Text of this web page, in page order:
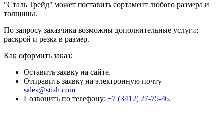
"Сталь Трейд" может поставить сортамент любого размера и
толщины.
По запросу заказчика возможны дополнительные услуги:
раскрой и резка в размер.
Как оформить заказ:
Оставить заявку на сайте.
Отправить заявку на электронную почту
sales@stizh.com.
Позвонить по телефону: +7 (3412) 27-75-46.